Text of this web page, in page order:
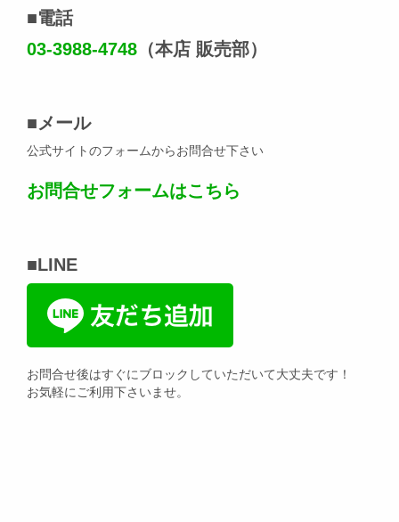
■電話
03-3988-4748 （本店 販売部）
■メール
公式サイトのフォームからお問合せ下さい
お問合せフォームはこちら
■LINE
お問合せ後はすぐにブロックしていただいて大丈夫です！
お気軽にご利用下さいませ。